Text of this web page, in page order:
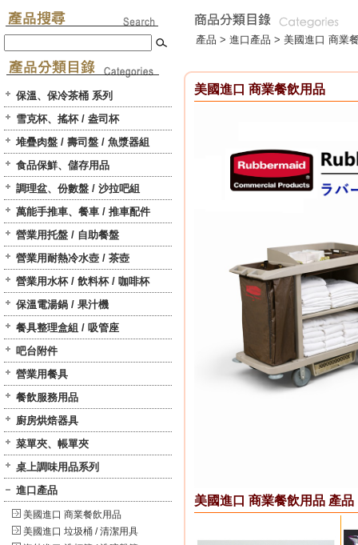
保溫、保冷茶桶 系列
雪克杯、搖杯 / 盎司杯
堆疊肉盤 / 壽司盤 / 魚漿器組
食品保鮮、儲存用品
調理盆、份數盤 / 沙拉吧組
萬能手推車、餐車 / 推車配件
營業用托盤 / 自助餐盤
營業用耐熱冷水壺 / 茶壺
營業用水杯 / 飲料杯 / 咖啡杯
保溫電湯鍋 / 果汁機
餐具整理盒組 / 吸管座
吧台附件
營業用餐具
餐飲服務用品
廚房烘焙器具
菜單夾、帳單夾
桌上調味用品系列
進口產品
美國進口 商業餐飲用品
美國進口 垃圾桶 / 清潔用具
產品 > 進口產品 > 美國進口 商業
美國進口 商業餐飲用品
美國進口 商業餐飲用品 產品